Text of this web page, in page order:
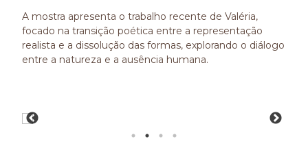
A mostra apresenta o trabalho recente de Valéria,
focado na transição poética entre a representação
realista e a dissolução das formas, explorando o diálogo
entre a natureza e a ausência humana.